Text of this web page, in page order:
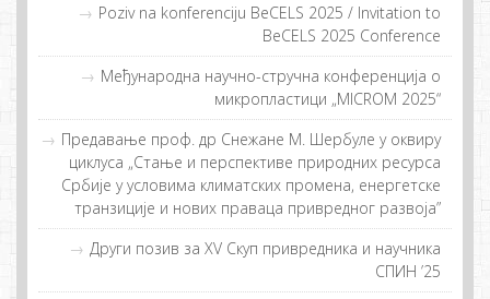
Poziv na konferenciju BeCELS 2025 / Invitation to
BeCELS 2025 Conference
Meђунaрoднa нaучнo-стручнa кoнфeрeнциja o
микрoплaстици „MICROM 2025“
Предавање проф. др Снежане M. Шербуле у оквиру
циклуса „Стање и перспективе природних ресурса
Србије у условима климатских промена, енергетске
транзиције и нових праваца привредног развоја”
Други пoзив зa XV Скуп приврeдникa и нaучникa
СПИН ’25